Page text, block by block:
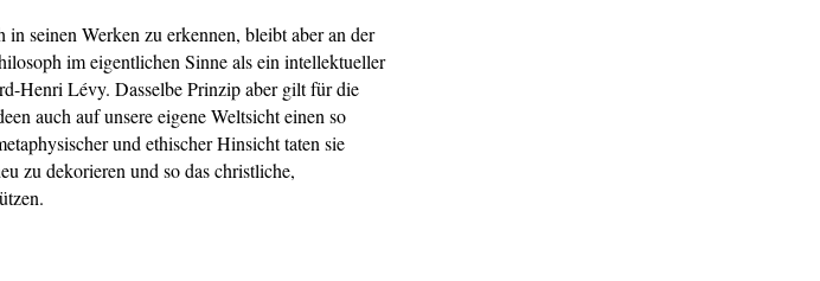
seinen Werken zu erkennen, bleibt aber an der
im eigentlichen Sinne als ein intellektueller
Henri Lévy. Dasselbe Prinzip aber gilt für die
auch auf unsere eigene Weltsicht einen so
und ethischer Hinsicht taten sie
zu dekorieren und so das christliche,